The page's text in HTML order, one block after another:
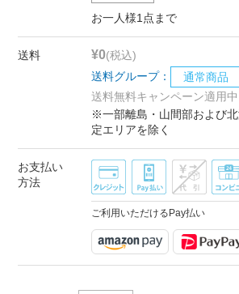
お一人様1点まで
送料 ¥0(税込)
送料グループ：
通常商品
送料無料キャンペーン適用中
※一部離島・山間部および
定エリアを除く
お支払い
方法
ご利用いただけるPay払い